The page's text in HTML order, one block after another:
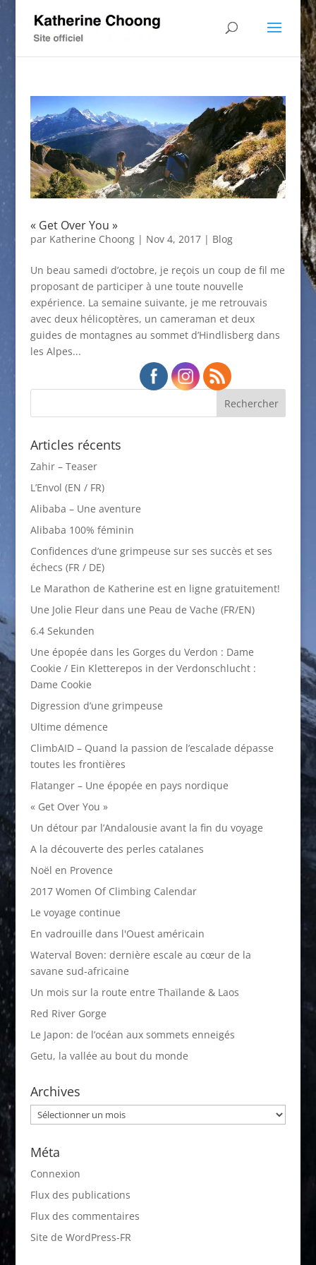
« Get Over You »
par Katherine Choong| Nov 4, 2017| Blog
Un beau samedi d’octobre, je reçois un coup de fil me
proposant de participer à une toute nouvelle
expérience. La semaine suivante, je me retrouvais
avec deux hélicoptères, un cameraman et deux
guides de montagnes au sommet d’Hindlisberg dans
les Alpes...
Articles récents
Zahir – Teaser
L’Envol (EN / FR)
Alibaba – Une aventure
Alibaba 100% féminin
Confidences d’une grimpeuse sur ses succès et ses
échecs (FR / DE)
Le Marathon de Katherine est en ligne gratuitement!
Une Jolie Fleur dans une Peau de Vache (FR/EN)
6.4 Sekunden
Une épopée dans les Gorges du Verdon : Dame
Cookie / Ein Kletterepos in der Verdonschlucht :
Dame Cookie
Digression d’une grimpeuse
Ultime démence
ClimbAID – Quand la passion de l’escalade dépasse
toutes les frontières
Flatanger – Une épopée en pays nordique
« Get Over You »
Un détour par l’Andalousie avant la fin du voyage
A la découverte des perles catalanes
Noël en Provence
2017 Women Of Climbing Calendar
Le voyage continue
En vadrouille dans l'Ouest américain
Waterval Boven: dernière escale au cœur de la
savane sud-africaine
Un mois sur la route entre Thaïlande & Laos
Red River Gorge
Le Japon: de l’océan aux sommets enneigés
Getu, la vallée au bout du monde
Archives
Archives
Méta
Connexion
Flux des publications
Flux des commentaires
Site de WordPress-FR